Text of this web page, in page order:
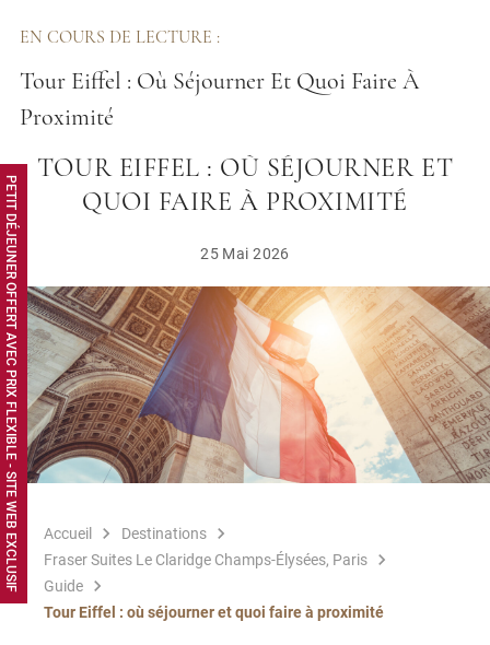
PETIT DÉJEUNER OFFERT AVEC PRIX FLEXIBLE - SITE WEB EXCLUSIF
EN COURS DE LECTURE :
Tour Eiffel : Où Séjourner Et Quoi Faire À
Proximité
TOUR EIFFEL : OÙ SÉJOURNER ET
QUOI FAIRE À PROXIMITÉ
25 Mai 2026
Accueil
Destinations
Fraser Suites Le Claridge Champs-Élysées, Paris
Guide
Tour Eiffel : où séjourner et quoi faire à proximité